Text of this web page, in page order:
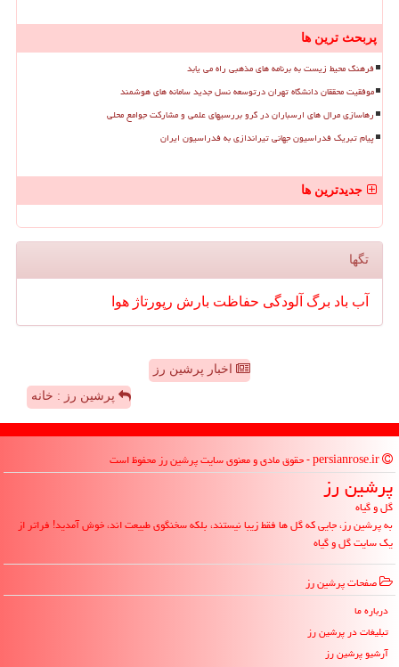
پربحث ترین ها
فرهنگ محیط زیست به برنامه های مذهبی راه می یابد
موفقیت محققان دانشگاه تهران درتوسعه نسل جدید سامانه های هوشمند
رهاسازی مرال های ارسباران در گرو بررسیهای علمی و مشارکت جوامع محلی
پیام تبریک فدراسیون جهانی تیراندازی به فدراسیون ایران
جدیدترین ها
تگها
آب باد برگ آلودگی حفاظت بارش رپورتاژ هوا
اخبار پرشین رز
پرشین رز : خانه
پرشین رز
گل و گیاه
به پرشین رز، جایی که گل ها فقط زیبا نیستند، بلکه سخنگوی طبیعت اند، خوش آمدید! فراتر از
یک سایت گل و گیاه
صفحات پرشین رز
درباره ما
تبلیغات در پرشین رز
آرشیو پرشین رز